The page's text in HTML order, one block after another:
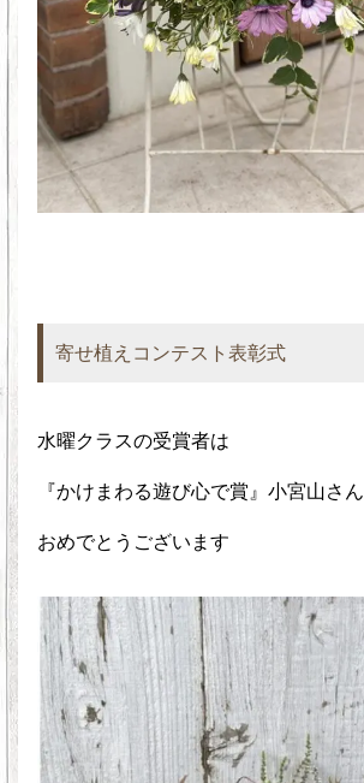
寄せ植えコンテスト表彰式
水曜クラスの受賞者は
『かけまわる遊び心で賞』小宮山さん
おめでとうございます